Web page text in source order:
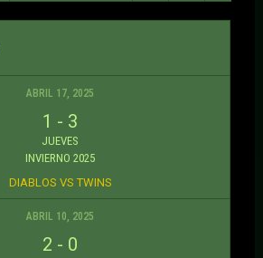
ABRIL 17, 2025
1 - 3
JUEVES
INVIERNO 2025
DIABLOS VS TWINS
ABRIL 10, 2025
2 - 0